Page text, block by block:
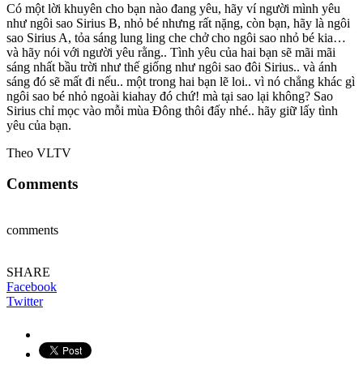
Có một lời khuyên cho bạn nào đang yêu, hãy ví người mình yêu
như ngôi sao Sirius B, nhỏ bé nhưng rất nặng, còn bạn, hãy là ngôi
sao Sirius A, tỏa sáng lung ling che chở cho ngôi sao nhỏ bé kia…
và hãy nói với người yêu rằng.. Tình yêu của hai bạn sẽ mãi mãi
sáng nhất bầu trời như thế giống như ngôi sao đôi Sirius.. và ánh
sáng đó sẽ mất đi nếu.. một trong hai bạn lẽ loi.. vì nó chẳng khác gì
ngôi sao bé nhỏ ngoài kiahay đó chứ! mà tại sao lại không? Sao
Sirius chỉ mọc vào mỗi mùa Đông thôi đấy nhé.. hãy giữ lấy tình
yêu của bạn.
Theo VLTV
Comments
comments
SHARE
Facebook
Twitter